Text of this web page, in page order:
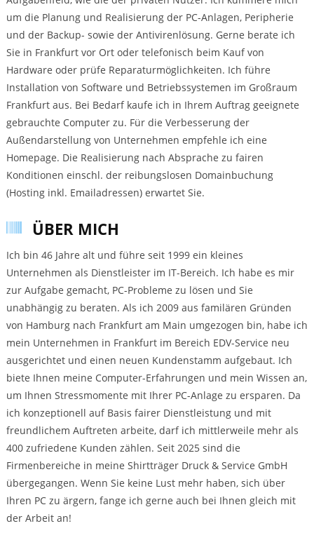
um die Planung und Realisierung der PC-Anlagen, Peripherie
und der Backup- sowie der Antivirenlösung. Gerne berate ich
Sie in Frankfurt vor Ort oder telefonisch beim Kauf von
Hardware oder prüfe Reparaturmöglichkeiten. Ich führe
Installation von Software und Betriebssystemen im Großraum
Frankfurt aus. Bei Bedarf kaufe ich in Ihrem Auftrag geeignete
gebrauchte Computer zu. Für die Verbesserung der
Außendarstellung von Unternehmen empfehle ich eine
Homepage. Die Realisierung nach Absprache zu fairen
Konditionen einschl. der reibungslosen Domainbuchung
(Hosting inkl. Emailadressen) erwartet Sie.
ÜBER MICH
Ich bin 46 Jahre alt und führe seit 1999 ein kleines
Unternehmen als Dienstleister im IT-Bereich. Ich habe es mir
zur Aufgabe gemacht, PC-Probleme zu lösen und Sie
unabhängig zu beraten. Als ich 2009 aus familären Gründen
von Hamburg nach Frankfurt am Main umgezogen bin, habe ich
mein Unternehmen in Frankfurt im Bereich EDV-Service neu
ausgerichtet und einen neuen Kundenstamm aufgebaut. Ich
biete Ihnen meine Computer-Erfahrungen und mein Wissen an,
um Ihnen Stressmomente mit Ihrer PC-Anlage zu ersparen. Da
ich konzeptionell auf Basis fairer Dienstleistung und mit
freundlichem Auftreten arbeite, darf ich mittlerweile mehr als
400 zufriedene Kunden zählen. Seit 2025 sind die
Firmenbereiche in meine Shirtträger Druck & Service GmbH
übergegangen. Wenn Sie keine Lust mehr haben, sich über
Ihren PC zu ärgern, fange ich gerne auch bei Ihnen gleich mit
der Arbeit an!